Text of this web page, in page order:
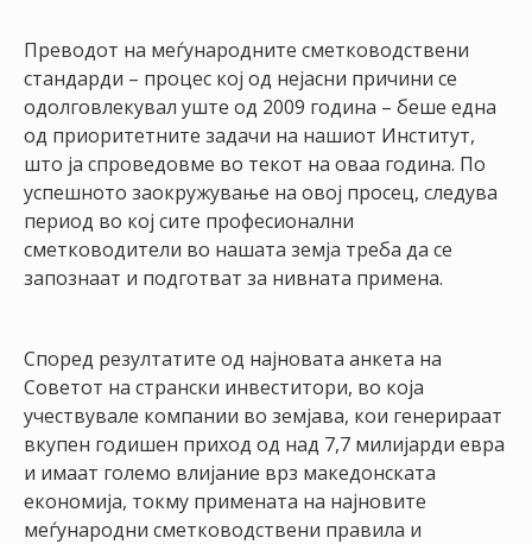
Преводот на меѓународните сметководствени
стандарди – процес кој од нејасни причини се
одолговлекувал уште од 2009 година – беше една
од приоритетните задачи на нашиот Институт,
што ја спроведовме во текот на оваа година. По
успешното заокружување на овој просец, следува
период во кој сите професионални
сметководители во нашата земја треба да се
запознаат и подготват за нивната примена.
Според резултатите од најновата анкета на
Советот на странски инвеститори, во која
учествувале компании во земјава, кои генерираат
вкупен годишен приход од над 7,7 милијарди евра
и имаат големо влијание врз македонската
економија, токму примената на најновите
меѓународни сметководствени правила и